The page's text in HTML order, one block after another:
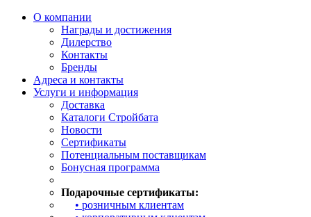
О компании
Награды и достижения
Дилерство
Контакты
Бренды
Адреса и контакты
Услуги и информация
Доставка
Каталоги Стройбата
Новости
Сертификаты
Потенциальным поставщикам
Бонусная программа
Подарочные сертификаты:
• розничным клиентам